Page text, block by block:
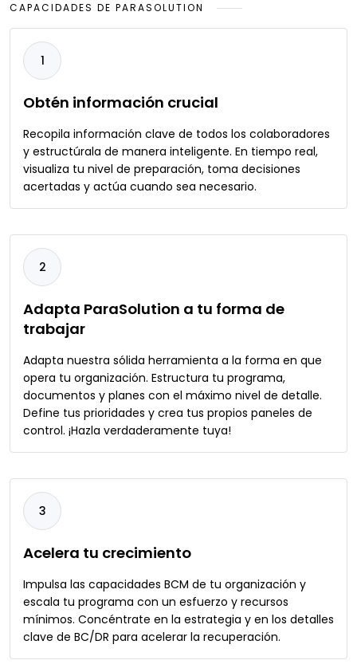
CAPACIDADES DE PARASOLUTION
1
Obtén información crucial
Recopila información clave de todos los colaboradores
y estructúrala de manera inteligente. En tiempo real,
visualiza tu nivel de preparación, toma decisiones
acertadas y actúa cuando sea necesario.
2
Adapta ParaSolution a tu forma de
trabajar
Adapta nuestra sólida herramienta a la forma en que
opera tu organización. Estructura tu programa,
documentos y planes con el máximo nivel de detalle.
Define tus prioridades y crea tus propios paneles de
control. ¡Hazla verdaderamente tuya!
3
Acelera tu crecimiento
Impulsa las capacidades BCM de tu organización y
escala tu programa con un esfuerzo y recursos
mínimos. Concéntrate en la estrategia y en los detalles
clave de BC/DR para acelerar la recuperación.